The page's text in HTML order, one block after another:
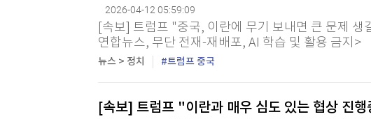
2026-04-12 05:59:09
[속보] 트럼프 "중국, 이란에 무기 보내면 큰 문제
연합뉴스, 무단 전재-재배포, AI 학습 및 활용 금지>
뉴스 > 정치 트럼프 중국
[속보] 트럼프 "이란과 매우 심도 있는 협상 진